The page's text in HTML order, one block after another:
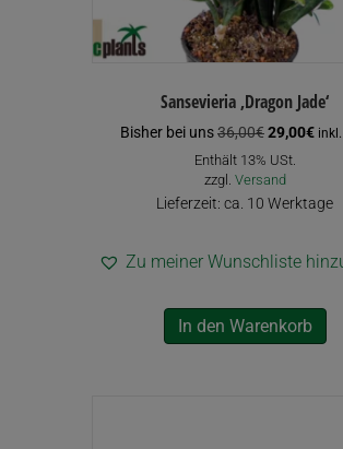
Sansevieria ‚Dragon Jade‘
Bisher bei uns36,00€
Preis
war:
36,00€
29,00€
Enthält 13% USt.
zzgl. Versand
Lieferzeit: ca. 10 Werktage
Zu meiner Wunschliste
In den Warenkorb